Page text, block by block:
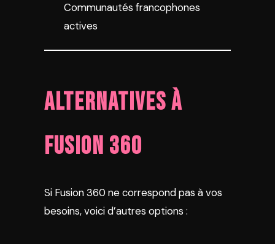
Communautés francophones
actives
Alternatives à
Fusion 360
Si Fusion 360 ne correspond pas à vos
besoins, voici d’autres options :